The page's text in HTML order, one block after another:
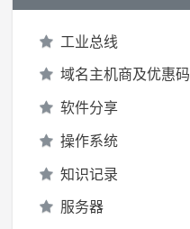
工业总线
域名主机商及优惠码
软件分享
操作系统
知识记录
服务器